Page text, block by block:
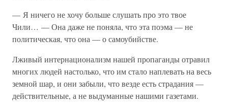
— Я ничего не хочу больше слушать про это твое
Чили… — Она даже не поняла, что эта поэма — не
политическая, что она — о самоубийстве.
Лживый интернационализм нашей пропаганды отравил
многих людей настолько, что им стало наплевать на весь
земной шар, и они забыли, что везде есть страдания —
действительные, а не выдуманные нашими газетами.